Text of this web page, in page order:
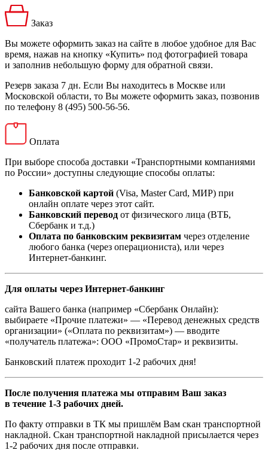
Заказ
Вы можете оформить заказ на сайте в любое удобное для Вас
время, нажав на кнопку «Купить» под фотографией товара
и заполнив небольшую форму для обратной связи.
Резерв заказа 7 дн. Если Вы находитесь в Москве или
Московской области, то Вы можете оформить заказ, позвонив
по телефону 8 (495) 500-56-56.
Оплата
При выборе способа доставки «Транспортными компаниями
по России» доступны следующие способы оплаты:
Банковской картой (Visa, Master Card, МИР) при
онлайн оплате через этот сайт.
Банковский перевод от физического лица (ВТБ,
Сбербанк и т.д.)
Оплата по банковским реквизитам через отделение
любого банка (через операциониста), или через
Интернет-банкинг.
Для оплаты через Интернет-банкинг
сайта Вашего банка (например «Сбербанк Онлайн):
выбираете «Прочие платежи» — «Перевод денежных средств
организации» («Оплата по реквизитам») — вводите
«получатель платежа»: ООО «ПромоСтар» и реквизиты.
Банковский платеж проходит 1-2 рабочих дня!
После получения платежа мы отправим Ваш заказ
в течение 1-3 рабочих дней.
По факту отправки в ТК мы пришлём Вам скан транспортной
накладной. Скан транспортной накладной присылается через
1-2 рабочих дня после отправки.